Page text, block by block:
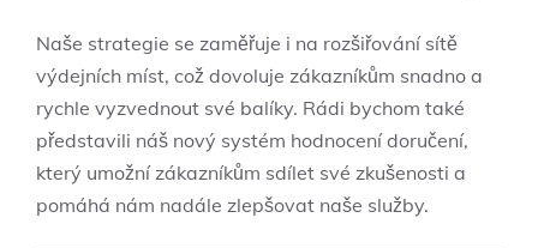
Naše strategie se zaměřuje i na rozšiřování sítě
výdejních míst, což dovoluje zákazníkům snadno a
rychle vyzvednout své balíky. Rádi bychom také
představili náš nový systém hodnocení doručení,
který umožní zákazníkům sdílet své zkušenosti a
pomáhá nám nadále zlepšovat naše služby.